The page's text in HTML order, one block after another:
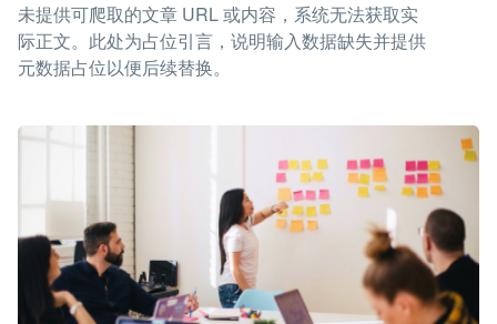
未提供可爬取的文章 URL 或内容，系统无法获取实
际正文。此处为占位引言，说明输入数据缺失并提供
元数据占位以便后续替换。